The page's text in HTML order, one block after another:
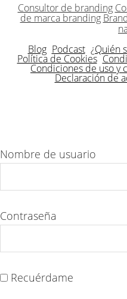
Consultor de branding
de marca branding
Blog Podcast ¿Quién
Política de Cookies
Condiciones de uso y
Declaración de
Nombre de usuario
Contraseña
Recuérdame